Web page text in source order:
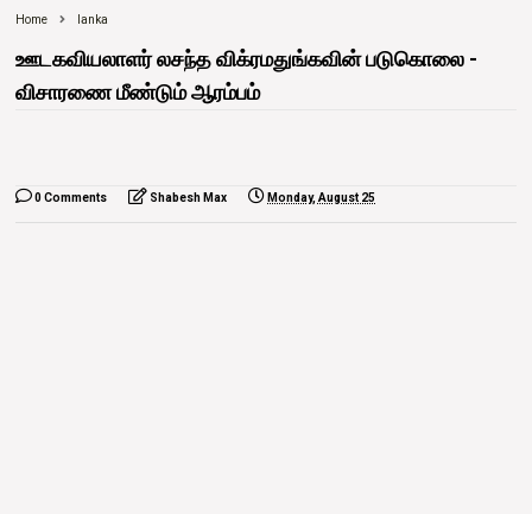
Home lanka
ஊடகவியலாளர் லசந்த விக்ரமதுங்கவின் படுகொலை -
விசாரணை மீண்டும் ஆரம்பம்
0 Comments Shabesh Max Monday, August 25